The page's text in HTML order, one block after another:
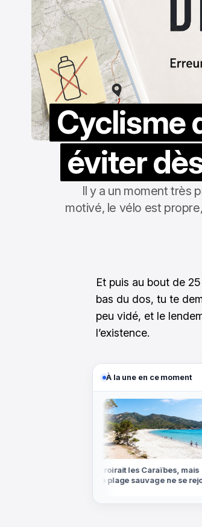
Cyclisme
éviter
Il y a un moment très
motivé, le vélo est
Et puis au bout de
bas du dos, tu te
peu vidé, et le
l’existence.
À la une en ce moment
On croirait les Caraïbes, mais
cette plage sauvage ne se